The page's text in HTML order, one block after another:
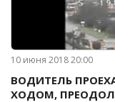
10 июня 2018 20:00
ВОДИТЕЛЬ
ХОДОМ,